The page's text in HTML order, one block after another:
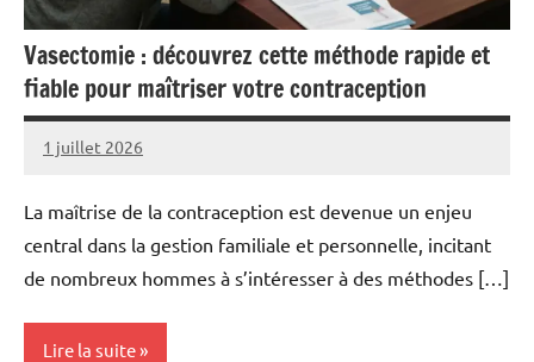
Vasectomie : découvrez cette méthode rapide et
fiable pour maîtriser votre contraception
1 juillet 2026
Marise
Aucun
La maîtrise de la contraception est devenue un enjeu
central dans la gestion familiale et personnelle, incitant
de nombreux hommes à s’intéresser à des méthodes […]
Lire la suite